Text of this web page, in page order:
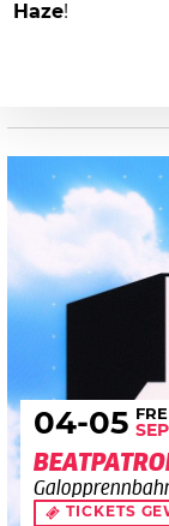
Haze!
04-05
TICKETS